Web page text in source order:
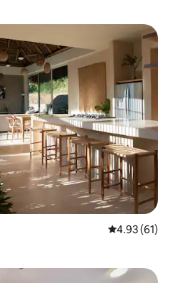
औसत रेटिंग 5 में
4.93 (61)